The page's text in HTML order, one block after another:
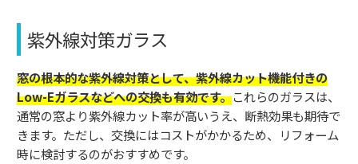
紫外線対策ガラス
窓の根本的な紫外線対策として、紫外線カット機能付きの
Low-Eガラスなどへの交換も有効です。これらのガラスは、
通常の窓より紫外線カット率が高いうえ、断熱効果も期待で
きます。ただし、交換にはコストがかかるため、リフォーム
時に検討するのがおすすめです。